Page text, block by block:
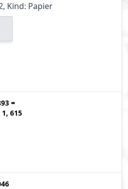
Kind: Papier
=
615